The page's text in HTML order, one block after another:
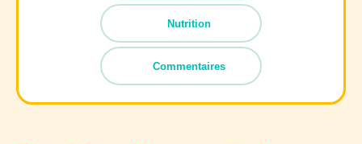
Nutrition
Commentaires